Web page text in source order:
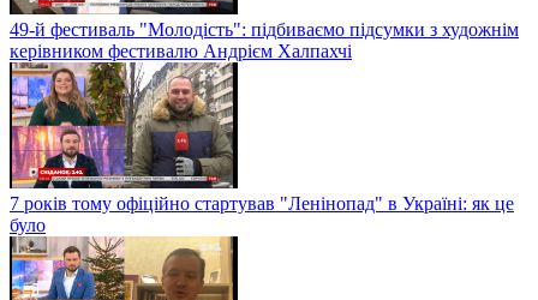
49-й фестиваль "Молодість": підбиваємо підсумки з художнім
керівником фестивалю Андрієм Халпахчі
7 років тому офіційно стартував "Ленінопад" в Україні: як це
було